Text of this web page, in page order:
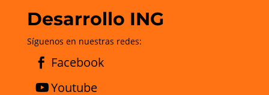
Desarrollo ING
Síguenos en nuestras redes:
Facebook
Youtube